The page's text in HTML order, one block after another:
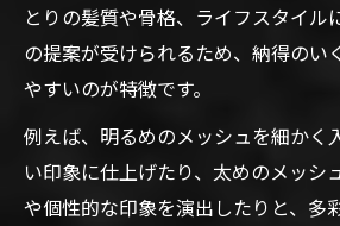
個性を際立たせる美容室
美容室メッシュならでは
体験
似合うメッシュ選びは美容室
美容室メッシュで自分に
ける
とりの髪質や骨格、ライフスタイル
の提案が受けられるため、納得のい
やすいのが特徴です。
例えば、明るめのメッシュを細かく
い印象に仕上げたり、太めのメッシ
や個性的な印象を演出したりと、多